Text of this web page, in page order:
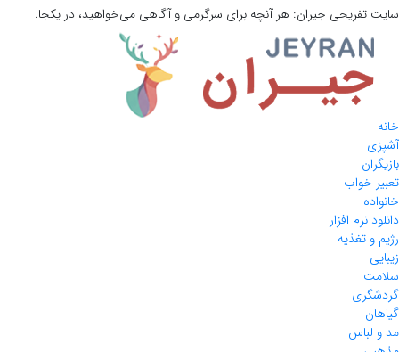
سایت تفریحی جیران: هر آنچه برای سرگرمی و آگاهی می‌خواهید، در یکجا.
خانه
آشپزی
بازیگران
تعبیر خواب
خانواده
دانلود نرم افزار
رژیم و تغذیه
زیبایی
سلامت
گردشگری
گیاهان
مد و لباس